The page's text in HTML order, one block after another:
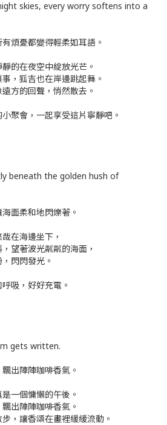
skies, every worry softens into a
煩憂都變得輕柔如耳語。
的在夜空中綻放光芒。
，狐吉也在岸邊跳起舞。
方的回聲，悄然散去。
聚會，一起享受這片寧靜吧。
beneath the golden hush of
面柔和地閃爍著。
在海邊坐下，
望著波光粼粼的海面，
閃閃發光。
吸，好好充電。
gets written.
出陣陣咖啡香氣。
一個慵懶的午後。
出陣陣咖啡香氣。
，讓香頌在畫裡緩緩流動。